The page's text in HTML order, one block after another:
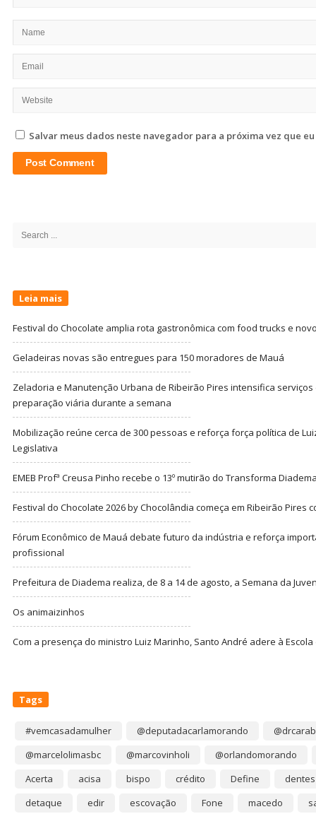
Salvar meus dados neste navegador para a próxima vez que
Search
Leia mais
Festival do Chocolate amplia rota gastronômica com food trucks e
Geladeiras novas são entregues para 150 moradores de Mauá
Zeladoria e Manutenção Urbana de Ribeirão Pires intensifica
preparação viária durante a semana
Mobilização reúne cerca de 300 pessoas e reforça força política de
Legislativa
EMEB Profª Creusa Pinho recebe o 13º mutirão do Transforma
Festival do Chocolate 2026 by Chocolândia começa em Ribeirão Pires
Fórum Econômico de Mauá debate futuro da indústria e reforça
profissional
Prefeitura de Diadema realiza, de 8 a 14 de agosto, a Semana da
Os animaizinhos
Com a presença do ministro Luiz Marinho, Santo André adere à
Tags
#vemcasadamulher @deputadacarlamorando
@marcelolimasbc
@marcovinholi
@orlandomorando
Acerta
acisa bispo crédito Define
dentes
detaque
edir escovação Fone macedo